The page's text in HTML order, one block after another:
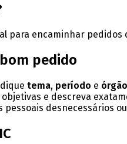
para encaminhar
pedido
tema, período e órgão
e descreva
pessoais desnecessários